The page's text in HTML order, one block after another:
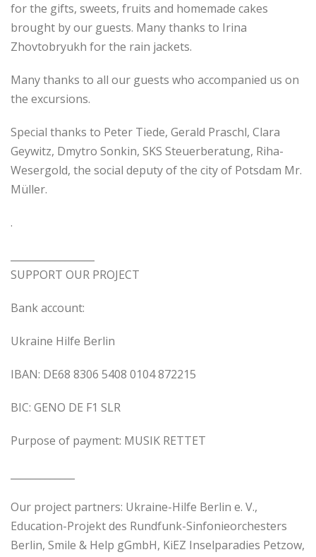
for the gifts, sweets, fruits and homemade cakes
brought by our guests. Many thanks to Irina
Zhovtobryukh for the rain jackets.
Many thanks to all our guests who accompanied us on
the excursions.
Special thanks to Peter Tiede, Gerald Praschl, Clara
Geywitz, Dmytro Sonkin, SKS Steuerberatung, Riha-
Wesergold, the social deputy of the city of Potsdam Mr.
Müller.
.
SUPPORT OUR PROJECT
Bank account:
Ukraine Hilfe Berlin
IBAN: DE68 8306 5408 0104 872215
BIC: GENO DE F1 SLR
Purpose of payment: MUSIK RETTET
Our project partners: Ukraine-Hilfe Berlin e. V.,
Education-Projekt des Rundfunk-Sinfonieorchesters
Berlin, Smile & Help gGmbH, KiEZ Inselparadies Petzow,